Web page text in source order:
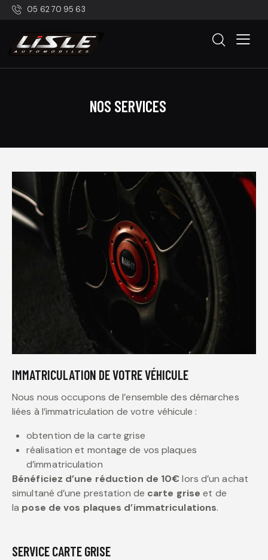
05 62 70 95 63
NOS SERVICES
IMMATRICULATION DE VOTRE VÉHICULE
Nous nous occupons de l’ensemble des démarches
liées à l’immatriculation de votre véhicule :
obtention de la carte grise
réalisation et montage de vos plaques
d’immatriculation
Bénéficiez d’une réduction de 10€ lors d’un achat
simultané d’une prestation de carte grise et de
la pose de vos plaques d’immatriculations.
SERVICE CARTE GRISE